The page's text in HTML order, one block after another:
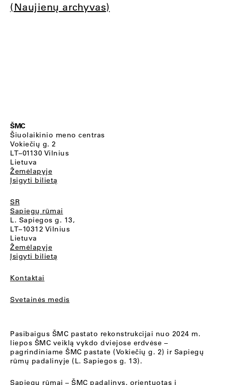
(Naujienų archyvas)
ŠMC
Šiuolaikinio meno centras
Vokiečių g. 2
LT–01130 Vilnius
Lietuva
Žemėlapyje
Įsigyti bilietą
SR
Sapiegų rūmai
L. Sapiegos g. 13,
LT–10312 Vilnius
Lietuva
Žemėlapyje
Įsigyti bilietą
Kontaktai
Svetainės medis
Pasibaigus ŠMC pastato rekonstrukcijai nuo 2024 m.
liepos ŠMC veiklą vykdo dviejose erdvėse –
pagrindiniame ŠMC pastate (Vokiečių g. 2) ir Sapiegų
rūmų padalinyje (L. Sapiegos g. 13).
Sapiegų rūmai – ŠMC padalinys, orientuotas į